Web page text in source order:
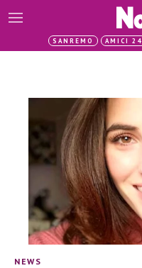
SANREMO AMICI 24
NEWS